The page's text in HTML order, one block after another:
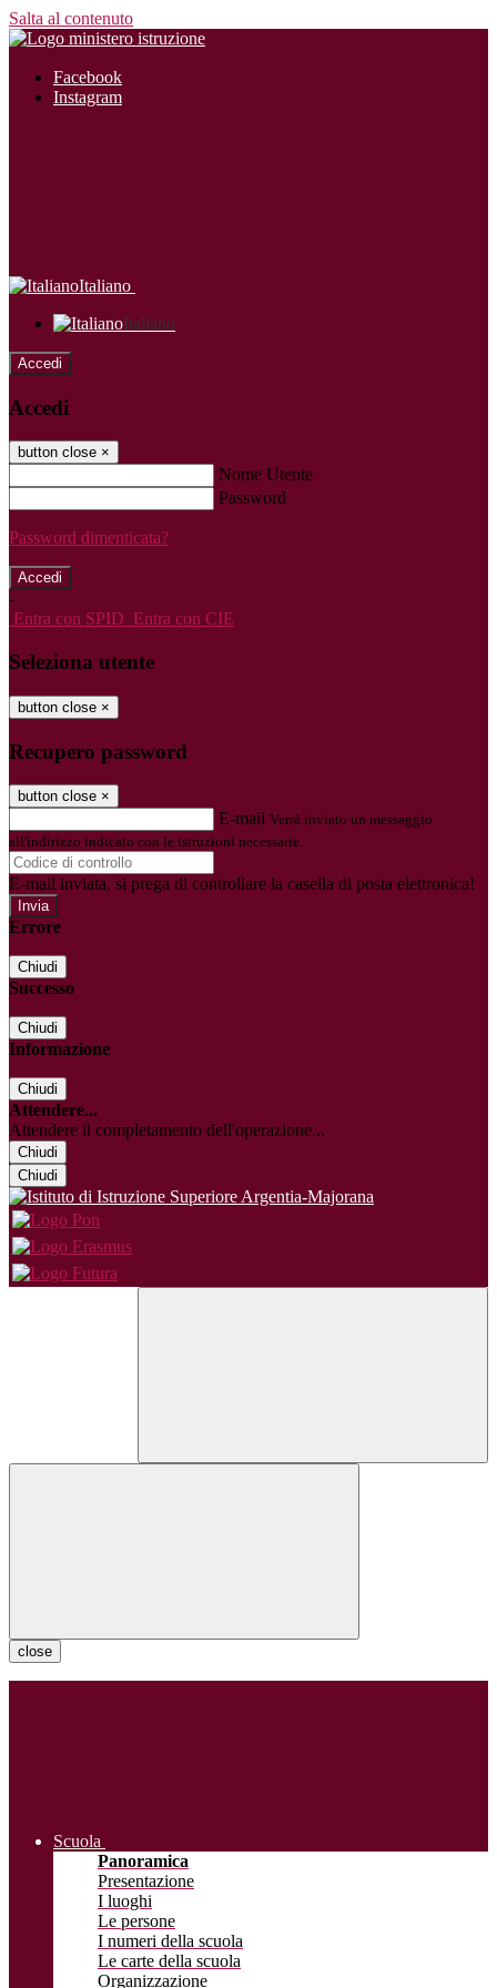
Salta al contenuto
Facebook
Instagram
Italiano
Italiano
Accedi
Accedi
button close ×
Nome Utente
Password
Password dimenticata?
-
Entra con SPID Entra con CIE
Seleziona utente
button close ×
Recupero password
button close ×
E-mail Verrà inviato un messaggio
all'indirizzo indicato con le istruzioni necessarie.
E-mail inviata, si prega di controllare la casella di posta elettronica!
Errore
Chiudi
Successo
Chiudi
Informazione
Chiudi
Attendere...
Attendere il completamento dell'operazione...
Chiudi
Chiudi
close
Scuola
Panoramica
Presentazione
I luoghi
Le persone
I numeri della scuola
Le carte della scuola
Organizzazione